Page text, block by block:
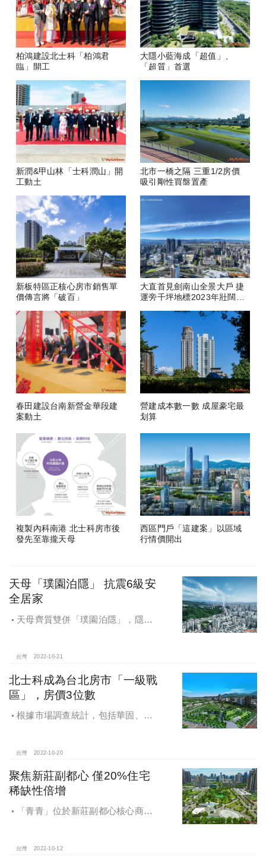
柏鴻建設北士科「柏鴻君
臨」開工
大隱小藍海成「超值」、
「超質」首選
新潤&甲山林「士科潤山」開
工動土
北市一橋之隔 三重1/2房價
吸引剛性買盤置產
新板特區正核心房市銷售單
價傳言將「破百」
大直首見劍南山全景大戶 捷
運旁千坪地標2023年壯闊落
春田建設台南新營金華段建
案動土
營建成本數一數 成屋豪宅最
划算
複製內科南港 北士科房市後
發先至靠攏天母
西區門戶「這建案」以區域
行情價開出
天母「璞園泊隱」 抗震6級安
全居家
天母齊質雙併「璞園泊隱」，隱富
提昇至0.26G係數；設計耐震震度：
國寶古蹟指定採用之住友制震。
台灣 2022-10-21
北士科成為台北房市「一級戰
區」，房價3位數
根據市場調查統計，包括華固、國
科，2022年約有500億案量登場。
台灣 2022-10-20
聚焦新莊副都心 僅20%住宅
稀缺性倍增
「青青」位於新莊副都心核心商業
心，美食、購物、休閒、商務，各項
台灣 2022-10-12